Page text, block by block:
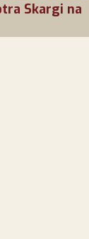
Skargi na